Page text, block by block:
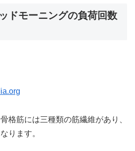
ドモーニングの負荷回数
格筋には三種類の筋繊維があり、
ります。